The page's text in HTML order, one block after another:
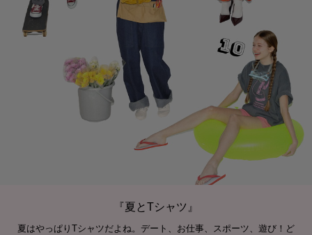
『夏とTシャツ』
夏はやっぱりTシャツだよね。デート、お仕事、スポーツ、遊び！ど